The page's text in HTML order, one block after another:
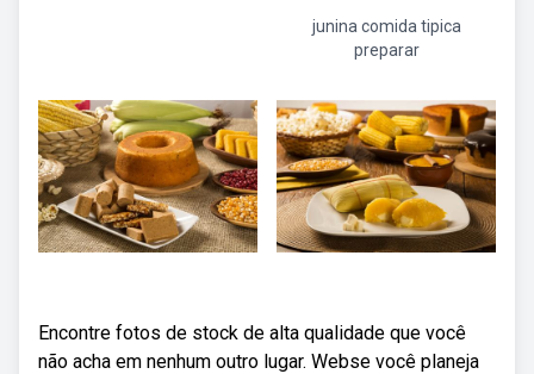
junina comida tipica
preparar
Encontre fotos de stock de alta qualidade que você
não acha em nenhum outro lugar. Webse você planeja